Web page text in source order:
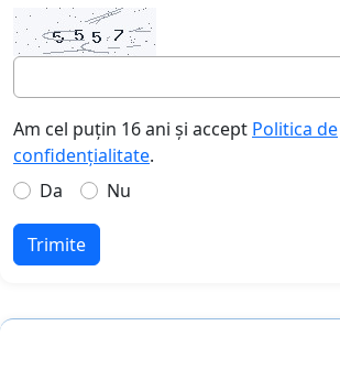
Am cel puțin 16 ani și accept Politica de
confidențialitate.
Da
Nu
Trimite